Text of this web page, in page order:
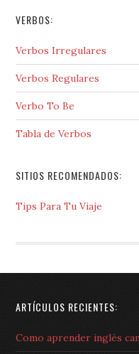
VERBOS:
Verbos Irregulares
Verbos Regulares
Verbo To Be
Tabla de Verbos
SITIOS RECOMENDADOS:
Tips Para Tu Viaje
ARTÍCULOS RECIENTES:
Como aprender inglés